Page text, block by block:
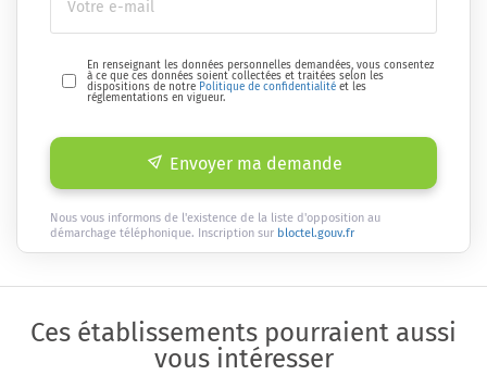
En renseignant les données personnelles demandées, vous consentez
à ce que ces données soient collectées et traitées selon les
dispositions de notre Politique de confidentialité et les
réglementations en vigueur.
Envoyer ma demande
Nous vous informons de l'existence de la liste d'opposition au
démarchage téléphonique. Inscription sur bloctel.gouv.fr
Ces établissements pourraient aussi
vous intéresser